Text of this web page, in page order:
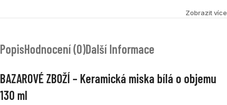
Mohou se na nich objevit drobné škrábance,jemná
kusu jedinečný charakter a hloubku,kterou nové věci
Věřím,že krása čajového okamžiku nespočívá v
dokonalosti,ale v autenticitě. Pokud hledáte misku s
Zobrazit více
PopisHodnocení (0)Další Informace
BAZAROVÉ ZBOŽÍ – Keramická miska bílá o objemu
130 ml